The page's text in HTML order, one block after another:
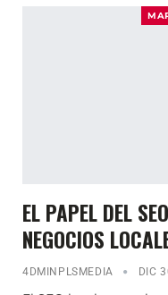
EL PAPEL DEL
NEGOCIOS
4DMINPLSMEDIA DIC